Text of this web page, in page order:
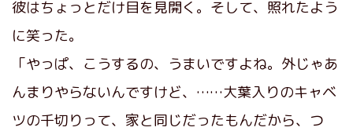
彼はちょっとだけ目を見開く。そして、照れたよう
に笑った。
「やっぱ、こうするの、うまいですよね。外じゃあ
んまりやらないんですけど、……大葉入りのキャベ
ツの千切りって、家と同じだったもんだから、つ